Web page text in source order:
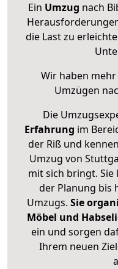
Ein Umzug nach
die Last zu
Wir haben
Umzügen
Die
Erfahrung im
der Riß und
Umzug von
mit sich bringt. Sie
der Planung bis
Umzugs. Sie
Möbel und
ein und sorgen
Ihrem neuen